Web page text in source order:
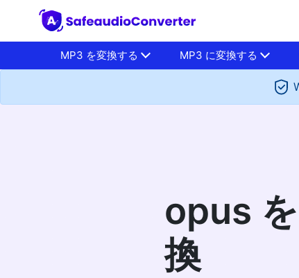
MP3 を変換する MP3 に変換する
opus
換